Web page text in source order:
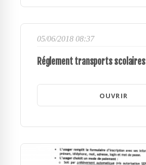
05/06/2018 08:37
Réglement transports scolaires
OUVRIR